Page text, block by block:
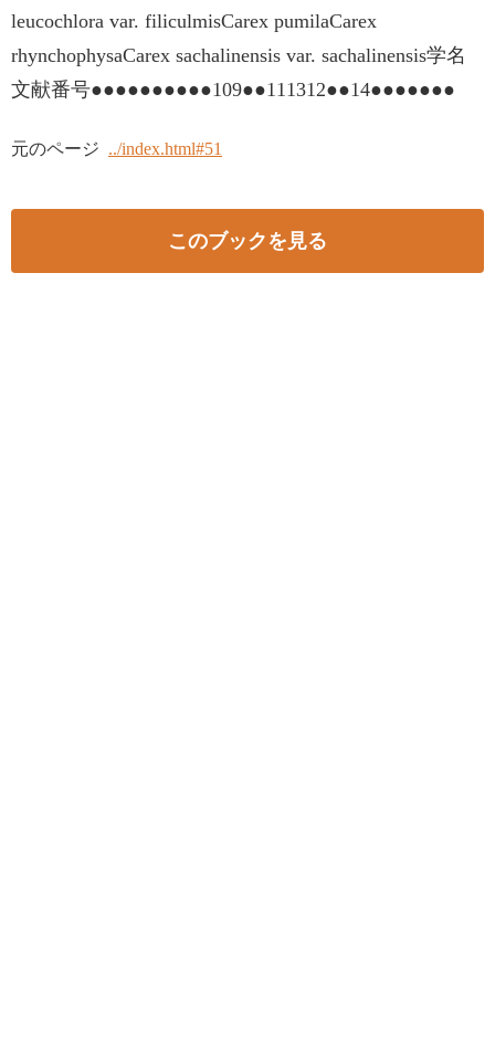
leucochlora var. filiculmisCarex pumilaCarex
rhynchophysaCarex sachalinensis var. sachalinensis学名
文献番号●●●●●●●●●●109●●111312●●14●●●●●●●
元のページ ../index.html#51
このブックを見る